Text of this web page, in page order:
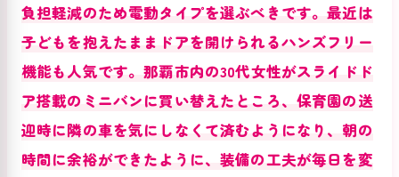
負担軽減のため電動タイプを選ぶべきです。最近は
子どもを抱えたままドアを開けられるハンズフリー
機能も人気です。那覇市内の30代女性がスライドド
ア搭載のミニバンに買い替えたところ、保育園の送
迎時に隣の車を気にしなくて済むようになり、朝の
時間に余裕ができたように、装備の工夫が毎日を変